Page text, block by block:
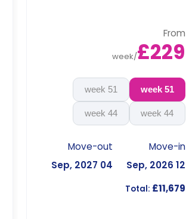
on request.
**Monthly installment is available
From
£229
/
week
51 week
51 week
44 week
44 week
Move-in
12 Sep, 2026
Move-out
04 Sep, 2027
Total: £11,679